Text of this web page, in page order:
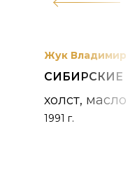
Жук Владимир
СИБИРСКИЕ
холст, масло
1991 г.